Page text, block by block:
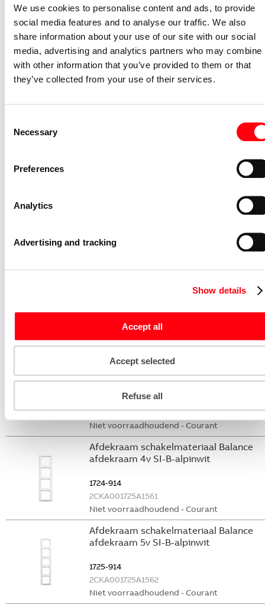
We use cookies to personalise content and ads, to provide
social media features and to analyse our traffic. We also
share information about your use of our site with our social
media, advertising and analytics partners who may combine
with other information that you’ve provided to them or that
they’ve collected from your use of their services.
Selection
Necessary
Preferences
Analytics
Advertising and tracking
Show details
Accept all
Accept selected
Refuse all
Geschikt voor aantal
connectoren
1
Bussen afgeschermd
Nee
Afgeschermde behuizing
Nee
Antibacteriële behandeling
Gerelateerde artikelen
Afdekraam schakelmateriaal Balance
2CKA001725A1555
afdekraam 2v SI-B-alpinwit
1722-914
2CKA001725A1558
Niet voorraadhoudend - Courant
Afdekraam schakelmateriaal Balance
afdekraam 3v SI-B-alpinwit
2CKA001725A1560
Niet voorraadhoudend - Courant
Afdekraam schakelmateriaal Balance
afdekraam 4v SI-B-alpinwit
1724-914
2CKA001725A1561
Niet voorraadhoudend - Courant
Afdekraam schakelmateriaal Balance
afdekraam 5v SI-B-alpinwit
1725-914
2CKA001725A1562
Niet voorraadhoudend - Courant